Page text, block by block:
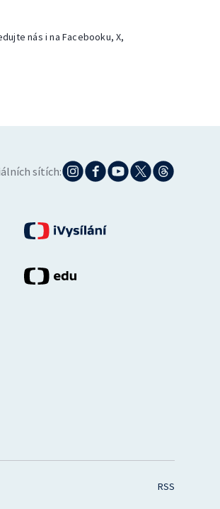
nás i na Facebooku, X,
sítích:
RSS